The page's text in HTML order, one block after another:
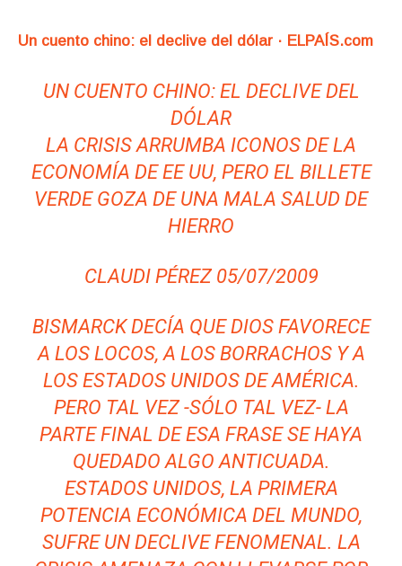
Un cuento chino: el declive del dólar · ELPAÍS.com
UN CUENTO CHINO: EL DECLIVE DEL
DÓLAR
LA CRISIS ARRUMBA ICONOS DE LA
ECONOMÍA DE EE UU, PERO EL BILLETE
VERDE GOZA DE UNA MALA SALUD DE
HIERRO
CLAUDI PÉREZ 05/07/2009
BISMARCK DECÍA QUE DIOS FAVORECE
A LOS LOCOS, A LOS BORRACHOS Y A
LOS ESTADOS UNIDOS DE AMÉRICA.
PERO TAL VEZ -SÓLO TAL VEZ- LA
PARTE FINAL DE ESA FRASE SE HAYA
QUEDADO ALGO ANTICUADA.
ESTADOS UNIDOS, LA PRIMERA
POTENCIA ECONÓMICA DEL MUNDO,
SUFRE UN DECLIVE FENOMENAL. LA